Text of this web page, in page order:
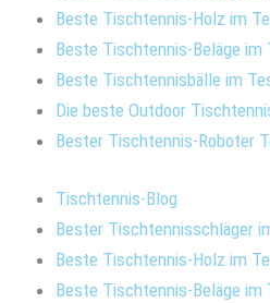
Beste Tischtennis-Holz im
Beste Tischtennis-Beläge im
Beste Tischtennisbälle im
Die beste Outdoor
Bester Tischtennis-Roboter
Tischtennis-Blog
Bester Tischtennisschläger
Beste Tischtennis-Holz im
Beste Tischtennis-Beläge im